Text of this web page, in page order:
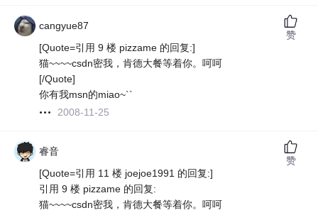
cangyue87
[Quote=引用 9 楼 pizzame 的回复:]
猫~~~~csdn密我，肯德大餐等着你。呵呵
[/Quote]
你有我msn的miao~``
2008-11-25
赞
睿音
[Quote=引用 11 楼 joejoe1991 的回复:]
引用 9 楼 pizzame 的回复:
猫~~~~csdn密我，肯德大餐等着你。呵呵
赞